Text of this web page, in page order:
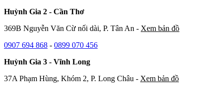
Huỳnh Gia 2 - Cần Thơ
369B Nguyễn Văn Cừ nối dài, P. Tân An - Xem bản đồ
0907 694 868 - 0899 070 456
Huỳnh Gia 3 - Vĩnh Long
37A Phạm Hùng, Khóm 2, P. Long Châu - Xem bản đồ